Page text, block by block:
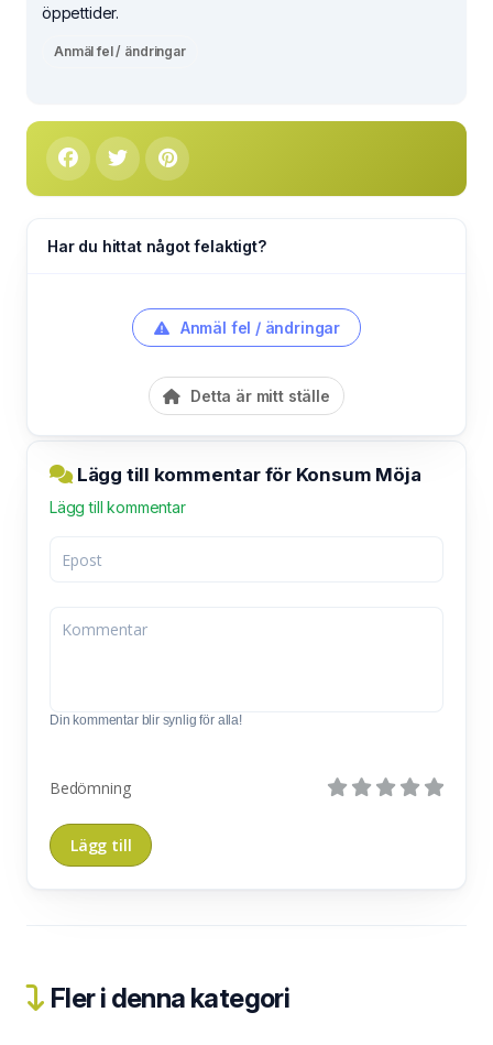
öppettider.
Anmäl fel / ändringar
Har du hittat något felaktigt?
Anmäl fel / ändringar
Detta är mitt ställe
Lägg till kommentar för Konsum Möja
Lägg till kommentar
Din kommentar blir synlig för alla!
Bedömning
Fler i denna kategori